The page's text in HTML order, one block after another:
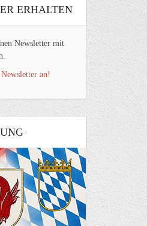
ERHALTEN
Newsletter mit
an!